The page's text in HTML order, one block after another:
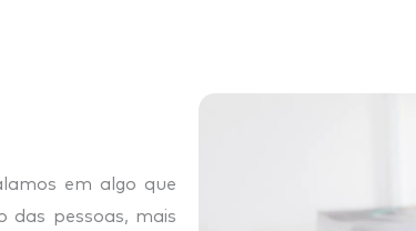
em algo que
das pessoas, mais